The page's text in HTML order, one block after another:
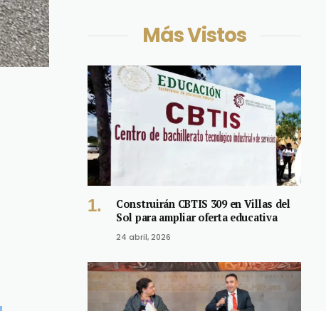
Más Vistos
Construirán CBTIS 309 en Villas del
Sol para ampliar oferta educativa
24 abril, 2026